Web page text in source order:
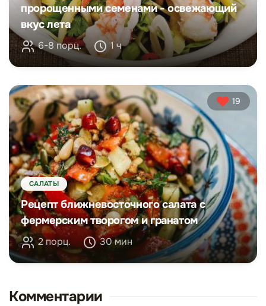
пророщенными семенами - освежающий
вкус лета
6-8 порц. 1 ч
19
САЛАТЫ
Рецепт ближневосточного салата с
фермерским творогом и гранатом
2 порц. 30 мин
Комментарии